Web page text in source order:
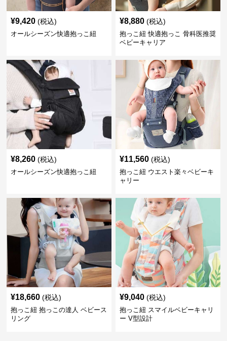
¥9,420 (税込)
オールシーズン快適抱っこ紐
¥8,880 (税込)
抱っこ紐 快適抱っこ 骨科医推奨
ベビーキャリア
¥8,260 (税込)
オールシーズン快適抱っこ紐
¥11,560 (税込)
抱っこ紐 ウエスト楽々ベビーキ
ャリー
¥18,660 (税込)
抱っこ紐 抱っこの達人 ベビース
リング
¥9,040 (税込)
抱っこ紐 スマイルベビーキャリ
ー V型設計